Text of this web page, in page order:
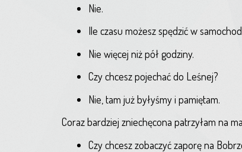
Nie.
Ile czasu możesz spędzić w
Nie więcej niż pół godziny.
Czy chcesz pojechać do Leśnej?
Nie, tam już byłyśmy i pamiętam.
Coraz bardziej zniechęcona patrzyłam na
Czy chcesz zobaczyć zaporę na